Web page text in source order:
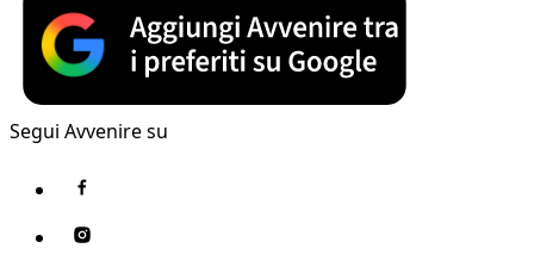
Segui Avvenire su